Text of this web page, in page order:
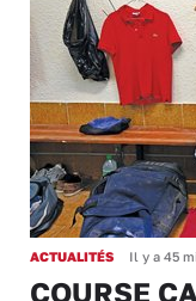
ACTUALITÉS Il y a 45
COURSE